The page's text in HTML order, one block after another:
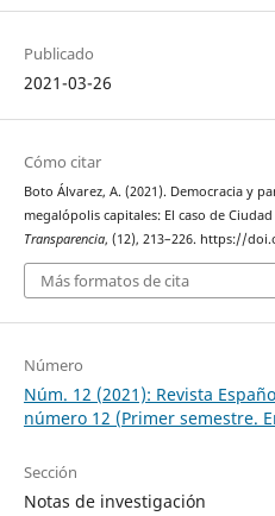
Publicado
2021-03-26
Cómo citar
Boto Álvarez, A. (2021). Democracia y
megalópolis capitales: El caso de
Transparencia, (12), 213–226. https://
Más formatos de cita
Número
Núm. 12 (2021): Revista
número 12 (Primer semestre.
Sección
Notas de investigación